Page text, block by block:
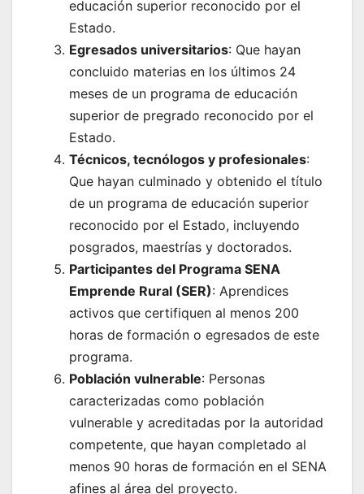
educación superior reconocido por el
Estado.
Egresados universitarios: Que hayan
concluido materias en los últimos 24
meses de un programa de educación
superior de pregrado reconocido por el
Estado.
Técnicos, tecnólogos y profesionales:
Que hayan culminado y obtenido el título
de un programa de educación superior
reconocido por el Estado, incluyendo
posgrados, maestrías y doctorados.
Participantes del Programa SENA
Emprende Rural (SER): Aprendices
activos que certifiquen al menos 200
horas de formación o egresados de este
programa.
Población vulnerable: Personas
caracterizadas como población
vulnerable y acreditadas por la autoridad
competente, que hayan completado al
menos 90 horas de formación en el SENA
afines al área del proyecto.